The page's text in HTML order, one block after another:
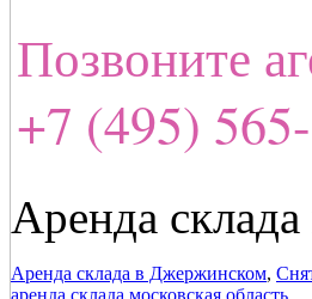
Позвоните
+7 (495)
Аренда
Аренда склада в Джержинском,